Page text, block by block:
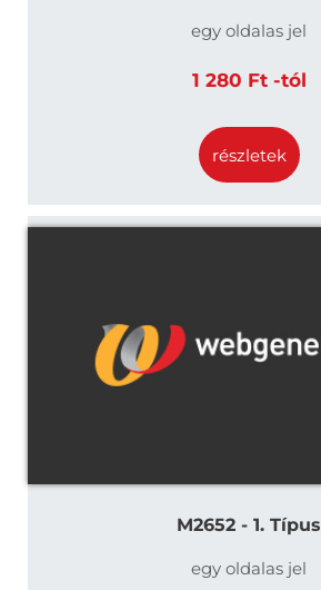
egy oldalas jel
1 280 Ft -tól
részletek
M2652 - 1. Típus
egy oldalas jel